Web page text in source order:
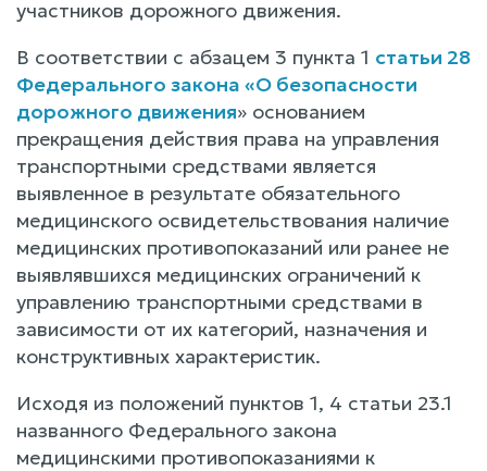
участников дорожного движения.
В соответствии с абзацем 3 пункта 1 статьи 28
Федерального закона «О безопасности
дорожного движения» основанием
прекращения действия права на управления
транспортными средствами является
выявленное в результате обязательного
медицинского освидетельствования наличие
медицинских противопоказаний или ранее не
выявлявшихся медицинских ограничений к
управлению транспортными средствами в
зависимости от их категорий, назначения и
конструктивных характеристик.
Исходя из положений пунктов 1, 4 статьи 23.1
названного Федерального закона
медицинскими противопоказаниями к